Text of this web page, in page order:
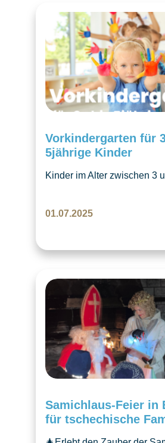
Vorkindergarten für
5jährige Kinder
Kinder im Alter zwischen 3
Kindergarten ist geöffnet!
01.07.2025
Samichlaus-Feier in
für tschechische